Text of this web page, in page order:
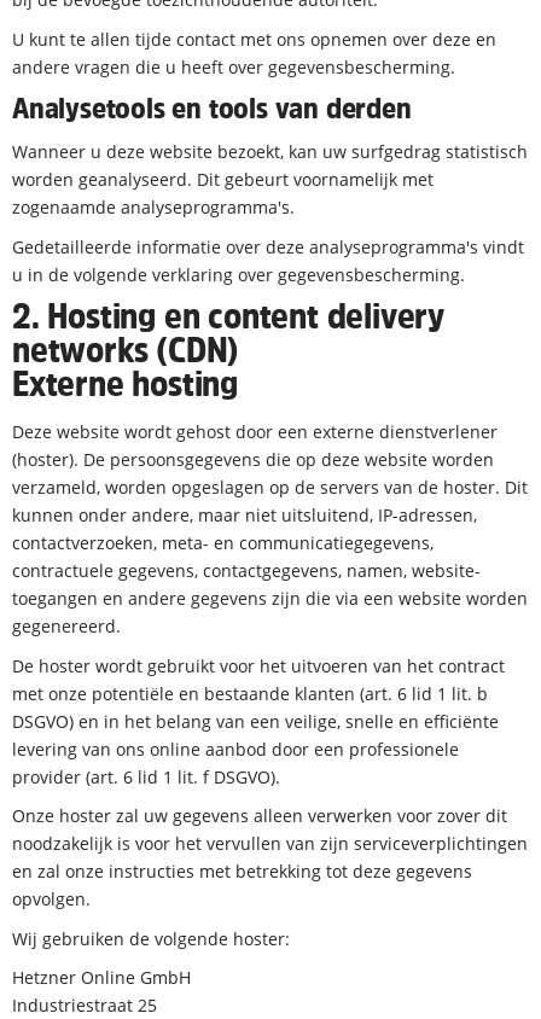
U kunt te allen tijde contact met ons opnemen over deze en
andere vragen die u heeft over gegevensbescherming.
Analysetools en tools van derden
Wanneer u deze website bezoekt, kan uw surfgedrag statistisch
worden geanalyseerd. Dit gebeurt voornamelijk met
zogenaamde analyseprogramma's.
Gedetailleerde informatie over deze analyseprogramma's vindt
u in de volgende verklaring over gegevensbescherming.
2. Hosting en content delivery
networks (CDN)
Externe hosting
Deze website wordt gehost door een externe dienstverlener
(hoster). De persoonsgegevens die op deze website worden
verzameld, worden opgeslagen op de servers van de hoster. Dit
kunnen onder andere, maar niet uitsluitend, IP-adressen,
contactverzoeken, meta- en communicatiegegevens,
contractuele gegevens, contactgegevens, namen, website-
toegangen en andere gegevens zijn die via een website worden
gegenereerd.
De hoster wordt gebruikt voor het uitvoeren van het contract
met onze potentiële en bestaande klanten (art. 6 lid 1 lit. b
DSGVO) en in het belang van een veilige, snelle en efficiënte
levering van ons online aanbod door een professionele
provider (art. 6 lid 1 lit. f DSGVO).
Onze hoster zal uw gegevens alleen verwerken voor zover dit
noodzakelijk is voor het vervullen van zijn serviceverplichtingen
en zal onze instructies met betrekking tot deze gegevens
opvolgen.
Wij gebruiken de volgende hoster:
Hetzner Online GmbH
Industriestraat 25